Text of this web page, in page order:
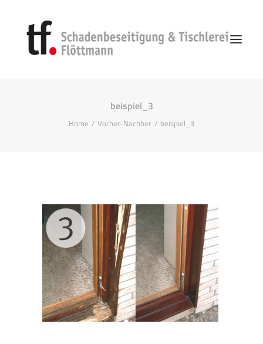
Search
Kontakt
Impressum
Datenschutz
beispiel_3
Home Vorher-Nachher beispiel_3